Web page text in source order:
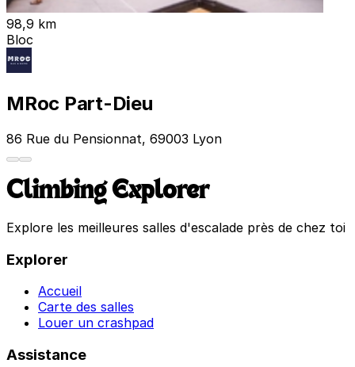
98,9 km
Bloc
MRoc Part-Dieu
86 Rue du Pensionnat, 69003 Lyon
Climbing Explorer
Explore les meilleures salles d'escalade près de chez toi
Explorer
Accueil
Carte des salles
Louer un crashpad
Assistance